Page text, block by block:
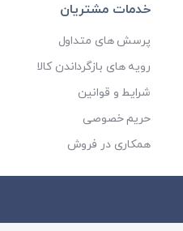
خدمات مشتریان
پرسش های متداول
رویه های بازگرداندن کالا
شرایط و قوانین
حریم خصوصی
همکاری در فروش